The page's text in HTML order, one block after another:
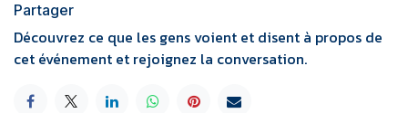
Partager
Découvrez ce que les gens voient et disent à propos de
cet événement et rejoignez la conversation.